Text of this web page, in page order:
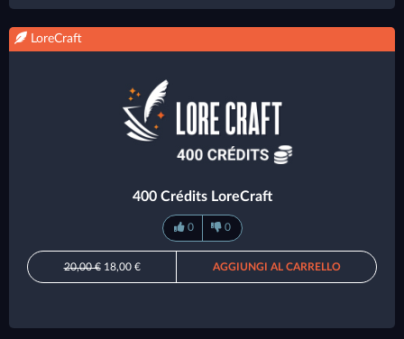
LoreCraft
400 Crédits LoreCraft
0 0
20,00 €18,00 € AGGIUNGI AL CARRELLO